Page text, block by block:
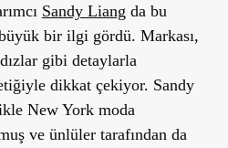
Sandy Liang da bu
bir ilgi gördü. Markası,
gibi detaylarla
dikkat çekiyor. Sandy
New York moda
ve ünlüler tarafından da